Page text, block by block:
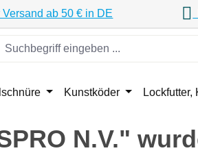
ab 50 € in DE
Kunstköder Lockfutter,
N.V."